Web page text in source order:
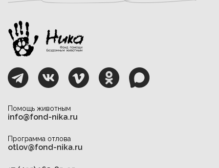
Помощь животным
info@fond-nika.ru
Программа отлова
otlov@fond-nika.ru